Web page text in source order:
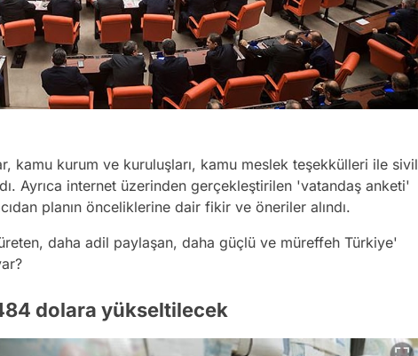
kamu kurum ve kuruluşları, kamu meslek teşekkülleri ile sivil
Ayrıca internet üzerinden gerçekleştirilen 'vatandaş anketi'
planın önceliklerine dair fikir ve öneriler alındı.
daha adil paylaşan, daha güçlü ve müreffeh Türkiye'
dolara yükseltilecek